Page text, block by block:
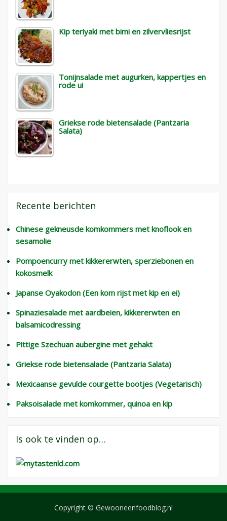
Kip teriyaki met bimi en zilvervliesrijst
Tonijnsalade met augurken, kappertjes en
rode ui
Griekse rode bietensalade (Pantzaria
Salata)
Recente berichten
Chinese gekneusde komkommers met knoflook en
sesamolie
Pompoencurry met kikkererwten, sperziebonen en
kokosmelk
Japanse Oyakodon (Een kom rijst met kip en ei)
Spinaziesalade met aardbeien, kikkererwten en
balsamicodressing
Pittige Szechuan aubergine met gehakt
Griekse rode bietensalade (Pantzaria Salata)
Mexicaanse gevulde courgette bootjes (Vegetarisch)
Paksoisalade met komkommer, quinoa en kip
Is ook te vinden op…
Copyright © Gewooneenfoodblog.nl